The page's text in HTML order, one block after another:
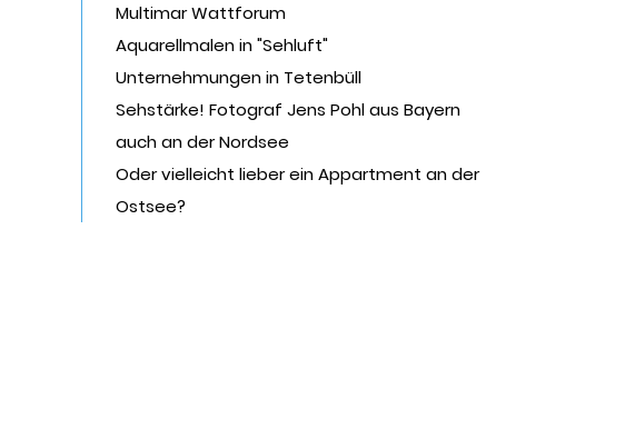
Multimar Wattforum
Aquarellmalen in "Sehluft"
Unternehmungen in Tetenbüll
Sehstärke! Fotograf Jens Pohl aus Bayern
auch an der Nordsee
Oder vielleicht lieber ein Appartment an der
Ostsee?